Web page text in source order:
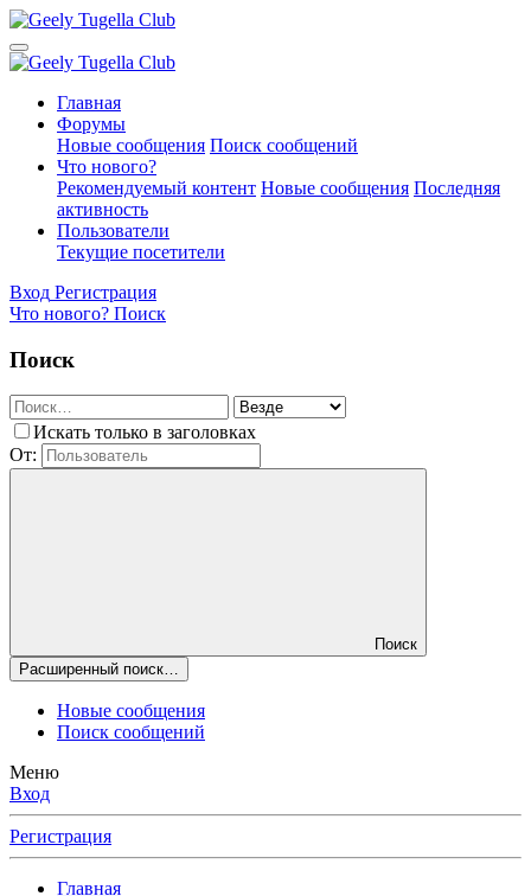
Главная
Форумы
Новые сообщения Поиск сообщений
Что нового?
Рекомендуемый контент Новые сообщения Последняя
активность
Пользователи
Текущие посетители
Вход Регистрация
Что нового? Поиск
Поиск
Искать только в заголовках
От:
Поиск
Расширенный поиск…
Новые сообщения
Поиск сообщений
Меню
Вход
Регистрация
Главная